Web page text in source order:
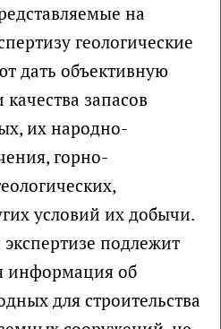
на
геологические
дать объективную
запасов
их народно-
горно-
условий их добычи.
подлежит
информация об
для строительства